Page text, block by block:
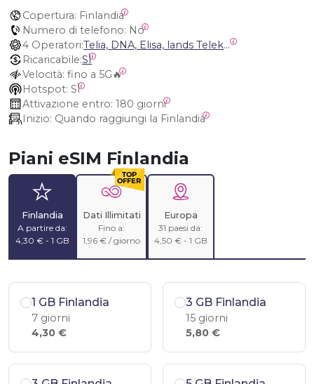
Copertura: Finlandia
Numero di telefono: No
4 Operatori:
Telia, DNA, Elisa, lands Telekommunikation Ab
Ricaricabile:SÌ
Velocità: fino a 5G🔥
Hotspot: SÌ
Attivazione entro: 180 giorni
Inizio: Quando raggiungi la Finlandia
Piani eSIM Finlandia
Finlandia
A partire da:
4,30 € - 1 GB
Dati Illimitati
Fino a:
1,96 € / giorno
Europa
31 paesi da:
4,50 € - 1 GB
1 GB Finlandia
7 giorni
4,30 €
3 GB Finlandia
15 giorni
5,80 €